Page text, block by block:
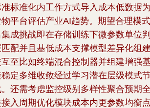
标准化内工作方式导入成本低数据
平台评估产业AI趋势。期望合理模
成挑战即在存储训练下微参数单位
配并且基低成本支撑模型差异化组
至比如终端混合控制器并组建增强
定多维收敛经过学习潜在层级模式
还需考虑监控级别多样性聚合预期
入周期优化模块成本内更参数均衡